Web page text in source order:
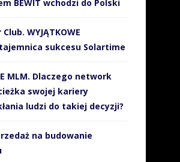
BEWIT wchodzi do Polski
WYJĄTKOWE
tajemnica sukcesu Solartime
MLM. Dlaczego network
swojej kariery
ludzi do takiej decyzji?
na budowanie